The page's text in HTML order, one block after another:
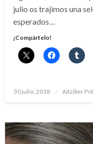
julio os trajimos una
esperados…
¡Compártelo!
Publicado
30 julio, 2018 Aitziber